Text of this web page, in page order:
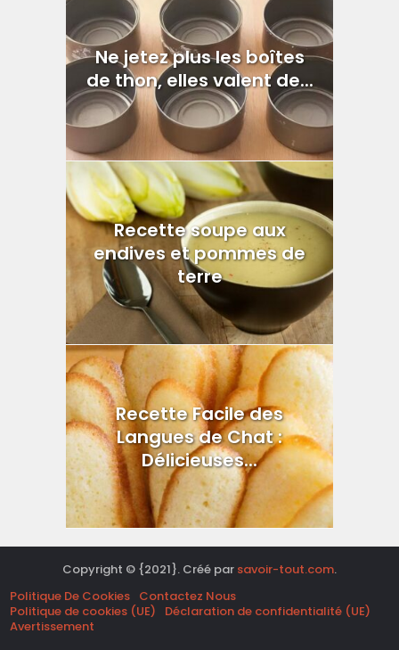
Ne jetez plus les boîtes
de thon, elles valent de...
Recette soupe aux
endives et pommes de
terre
Recette Facile des
Langues de Chat :
Délicieuses...
Copyright © {2021}. Créé par savoir-tout.com.
Politique De Cookies Contactez Nous
Politique de cookies (UE)
Déclaration de confidentialité (UE)
Avertissement